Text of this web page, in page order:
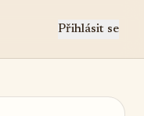
Přihlásit se